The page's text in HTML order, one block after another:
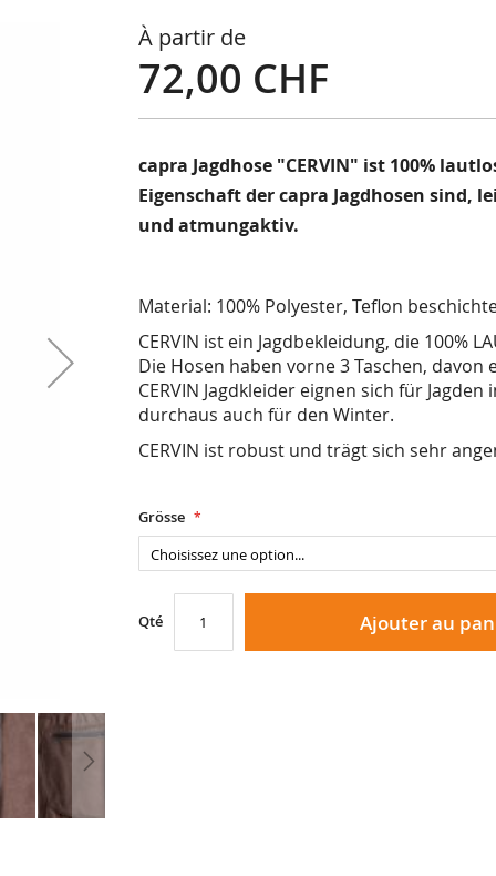
À partir de
72,00 CHF
capra Jagdhose "CERVIN" ist 100%
Eigenschaft der capra Jagdhosen sind,
und atmungaktiv.
Material: 100% Polyester, Teflon
CERVIN ist ein Jagdbekleidung, die 100%
Die Hosen haben vorne 3 Taschen, davon
CERVIN Jagdkleider eignen sich für
durchaus auch für den Winter.
CERVIN ist robust und trägt sich sehr
Grösse
Qté Ajouter au